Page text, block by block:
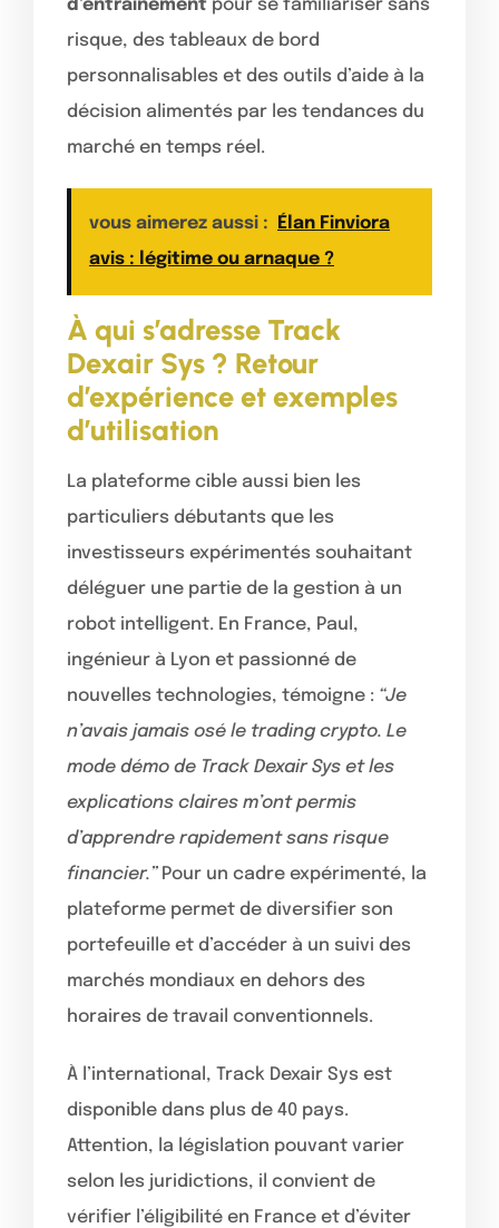
d’entraînement pour se familiariser sans
risque, des tableaux de bord
personnalisables et des outils d’aide à la
décision alimentés par les tendances du
marché en temps réel.
vous aimerez aussi :
Élan Finviora
avis : légitime ou arnaque ?
À qui s’adresse Track
Dexair Sys ? Retour
d’expérience et exemples
d’utilisation
La plateforme cible aussi bien les
particuliers débutants que les
investisseurs expérimentés souhaitant
déléguer une partie de la gestion à un
robot intelligent. En France, Paul,
ingénieur à Lyon et passionné de
nouvelles technologies, témoigne : “Je
n’avais jamais osé le trading crypto. Le
mode démo de Track Dexair Sys et les
explications claires m’ont permis
d’apprendre rapidement sans risque
financier.”Pour un cadre expérimenté, la
plateforme permet de diversifier son
portefeuille et d’accéder à un suivi des
marchés mondiaux en dehors des
horaires de travail conventionnels.
À l’international, Track Dexair Sys est
disponible dans plus de 40 pays.
Attention, la législation pouvant varier
selon les juridictions, il convient de
vérifier l’éligibilité en France et d’éviter